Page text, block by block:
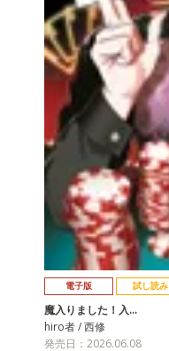
電子版 試し読み
魔入りました！入…
hiro者 / 西修
発売日：2026.06.08